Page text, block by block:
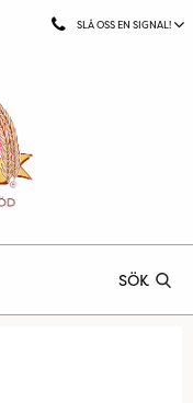
SLÅ OSS EN SIGNAL!
SÖK